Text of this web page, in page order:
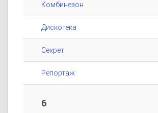
Комбинезон
Дискотека
Секрет
Репортаж
6